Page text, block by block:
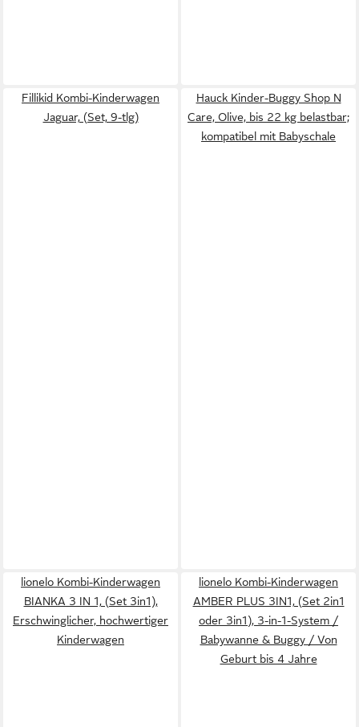
Fillikid Kombi-Kinderwagen
Jaguar, (Set, 9-tlg)
Hauck Kinder-Buggy Shop N
Care, Olive, bis 22 kg belastbar;
kompatibel mit Babyschale
lionelo Kombi-Kinderwagen
BIANKA 3 IN 1, (Set 3in1),
Erschwinglicher, hochwertiger
Kinderwagen
lionelo Kombi-Kinderwagen
AMBER PLUS 3IN1, (Set 2in1
oder 3in1), 3-in-1-System /
Babywanne & Buggy / Von
Geburt bis 4 Jahre